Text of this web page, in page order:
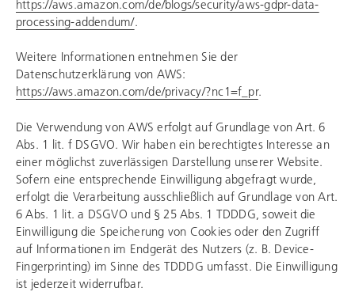
https://aws.amazon.com/de/blogs/security/aws-gdpr-data-
processing-addendum/.
Weitere Informationen entnehmen Sie der
Datenschutzerklärung von AWS:
https://aws.amazon.com/de/privacy/?nc1=f_pr.
Die Verwendung von AWS erfolgt auf Grundlage von Art. 6
Abs. 1 lit. f DSGVO. Wir haben ein berechtigtes Interesse an
einer möglichst zuverlässigen Darstellung unserer Website.
Sofern eine entsprechende Einwilligung abgefragt wurde,
erfolgt die Verarbeitung ausschließlich auf Grundlage von Art.
6 Abs. 1 lit. a DSGVO und § 25 Abs. 1 TDDDG, soweit die
Einwilligung die Speicherung von Cookies oder den Zugriff
auf Informationen im Endgerät des Nutzers (z. B. Device-
Fingerprinting) im Sinne des TDDDG umfasst. Die Einwilligung
ist jederzeit widerrufbar.